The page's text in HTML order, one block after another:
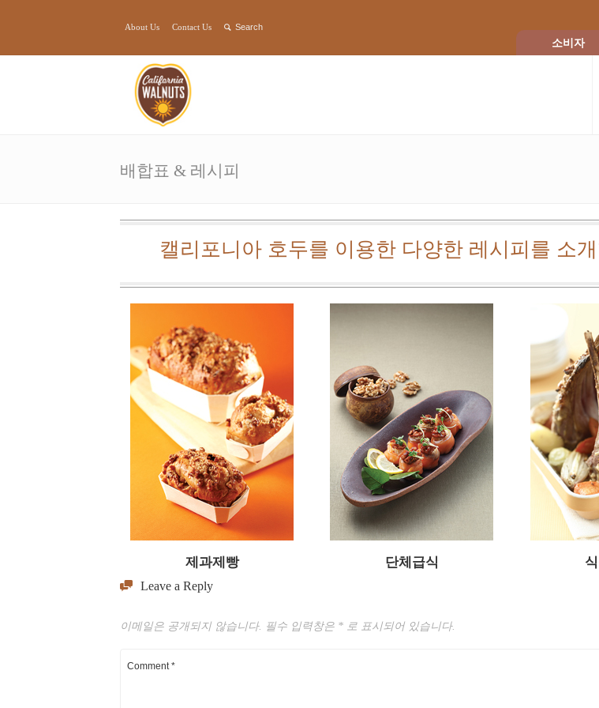
About Us Contact Us
소비자
배합표 & 레시피
캘리포니아 호두를 이용한 다양한 레시피를 소
제과제빵 단체급식
Leave a Reply
이메일은 공개되지 않습니다. 필수 입력창은 * 로 표시되어 있습니다.